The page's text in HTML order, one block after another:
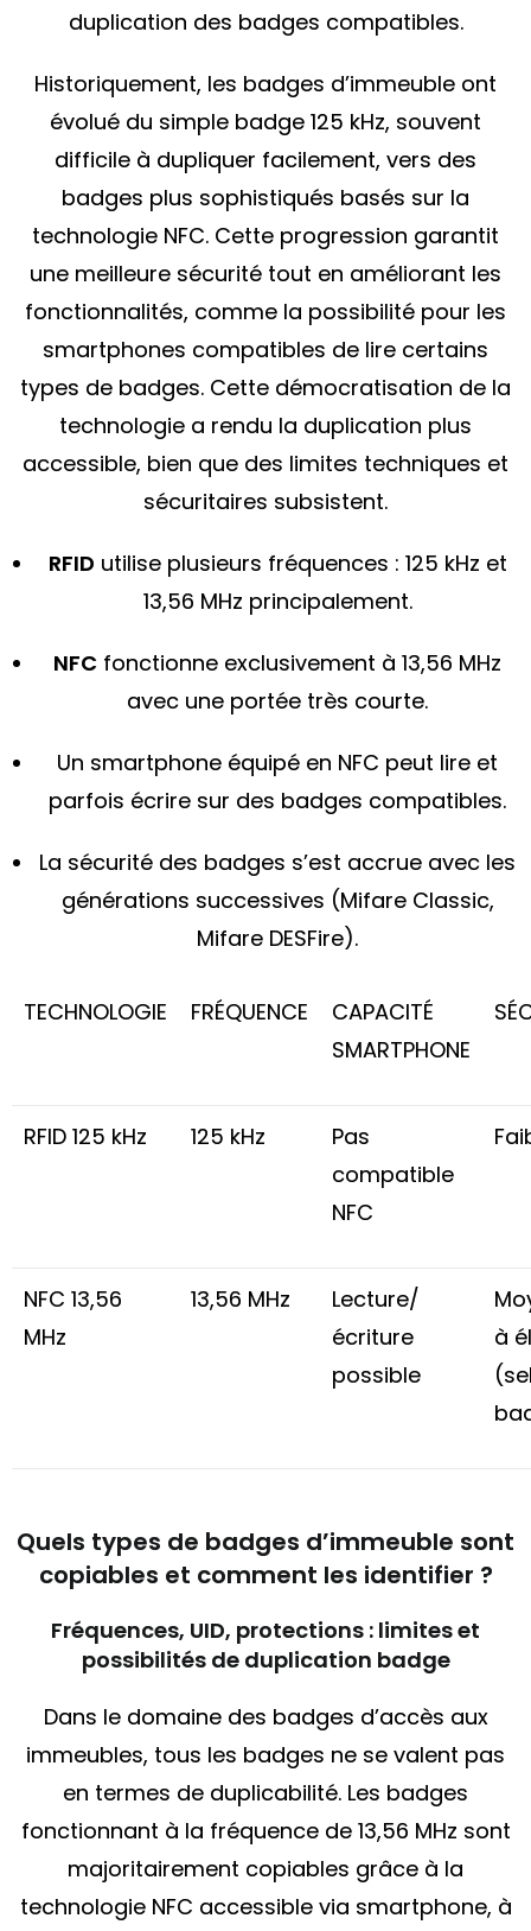
duplication des badges compatibles.
Historiquement, les badges d’immeuble ont
évolué du simple badge 125 kHz, souvent
difficile à dupliquer facilement, vers des
badges plus sophistiqués basés sur la
technologie NFC. Cette progression garantit
une meilleure sécurité tout en améliorant les
fonctionnalités, comme la possibilité pour les
smartphones compatibles de lire certains
types de badges. Cette démocratisation de la
technologie a rendu la duplication plus
accessible, bien que des limites techniques et
sécuritaires subsistent.
RFID utilise plusieurs fréquences : 125 kHz et
13,56 MHz principalement.
NFC fonctionne exclusivement à 13,56 MHz
avec une portée très courte.
Un smartphone équipé en NFC peut lire et
parfois écrire sur des badges compatibles.
La sécurité des badges s’est accrue avec les
générations successives (Mifare Classic,
Mifare DESFire).
TECHNOLOGIE FRÉQUENCE
CAPACITÉ
SMARTPHONE
RFID 125 kHz 125 kHz
Pas
compatible
NFC
NFC 13,56
MHz
13,56 MHz
Lecture/
écriture
possible
à
Quels types de badges d’immeuble sont
copiables et comment les identifier ?
Fréquences, UID, protections : limites et
possibilités de duplication badge
Dans le domaine des badges d’accès aux
immeubles, tous les badges ne se valent pas
en termes de duplicabilité. Les badges
fonctionnant à la fréquence de 13,56 MHz sont
majoritairement copiables grâce à la
technologie NFC accessible via smartphone, à